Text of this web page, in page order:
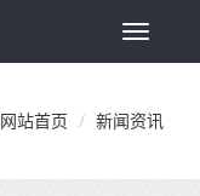
Toggle
网站首页 新闻资讯